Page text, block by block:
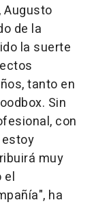
Augusto
de la
la suerte
tanto en
Sin
con
muy
el
ha